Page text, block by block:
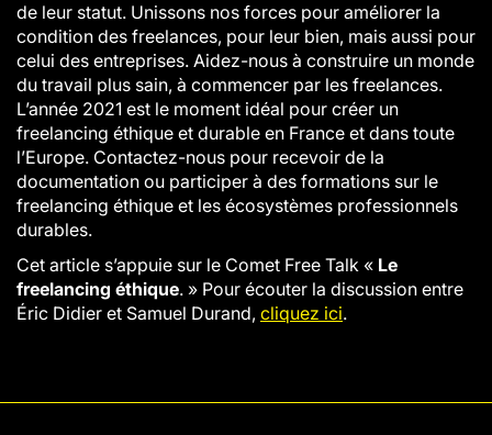
de leur statut. Unissons nos forces pour améliorer la
condition des freelances, pour leur bien, mais aussi pour
celui des entreprises. Aidez-nous à construire un monde
du travail plus sain, à commencer par les freelances.
L’année 2021 est le moment idéal pour créer un
freelancing éthique et durable en France et dans toute
l’Europe. Contactez-nous pour recevoir de la
documentation ou participer à des formations sur le
freelancing éthique et les écosystèmes professionnels
durables.
Cet article s’appuie sur le Comet Free Talk « Le
freelancing éthique. » Pour écouter la discussion entre
Éric Didier et Samuel Durand, cliquez ici.